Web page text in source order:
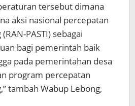
tersebut dimana
aksi nasional percepatan
PASTI) sebagai
bagi pemerintah baik
pada pemerintahan desa
program percepatan
tambah Wabup Lebong,